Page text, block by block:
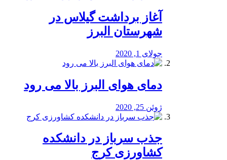
آغاز برداشت گیلاس در
شهرستان البرز
جولای 1, 2020
دمای هوای البرز بالا می رود
ژوئن 25, 2020
جذب سرباز در دانشکده
کشاورزی کرج